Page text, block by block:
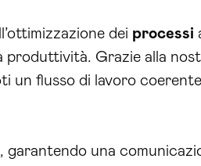
dei processi
produttività. Grazie alla
un flusso di lavoro
una